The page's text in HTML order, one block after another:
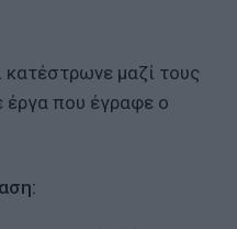
κατέστρωνε μαζί τους
έργα που έγραφε ο